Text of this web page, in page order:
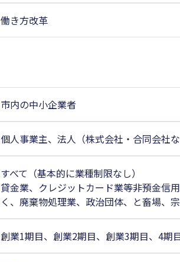
働き方改革
市内の中小企業者
個人事業主、法人（株式会社・合同会社
すべて（基本的に業種制限なし）
貸金業、クレジットカード業等非預金信
く、廃棄物処理業、政治団体、と畜場、
創業1期目、創業2期目、創業3期目、4期